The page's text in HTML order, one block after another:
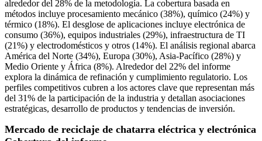
alrededor del 28% de la metodología. La cobertura basada en
métodos incluye procesamiento mecánico (38%), químico (24%) y
térmico (18%). El desglose de aplicaciones incluye electrónica de
consumo (36%), equipos industriales (29%), infraestructura de TI
(21%) y electrodomésticos y otros (14%). El análisis regional abarca
América del Norte (34%), Europa (30%), Asia-Pacífico (28%) y
Medio Oriente y África (8%). Alrededor del 22% del informe
explora la dinámica de refinación y cumplimiento regulatorio. Los
perfiles competitivos cubren a los actores clave que representan más
del 31% de la participación de la industria y detallan asociaciones
estratégicas, desarrollo de productos y tendencias de inversión.
Mercado de reciclaje de chatarra eléctrica y electrónica